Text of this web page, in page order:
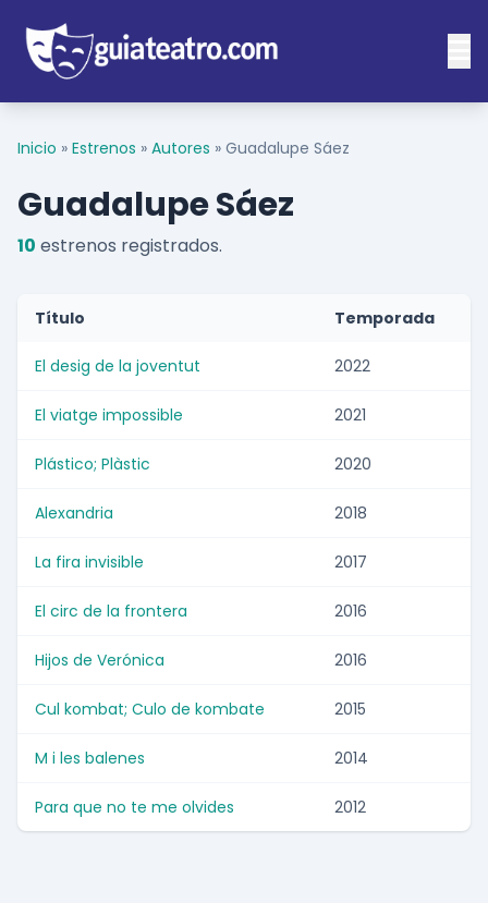
Inicio » Estrenos » Autores » Guadalupe Sáez
Guadalupe Sáez
10 estrenos registrados.
Título Temporada
El desig de la joventut 2022
El viatge impossible 2021
Plástico; Plàstic 2020
Alexandria 2018
La fira invisible 2017
El circ de la frontera 2016
Hijos de Verónica 2016
Cul kombat; Culo de kombate 2015
M i les balenes 2014
Para que no te me olvides 2012